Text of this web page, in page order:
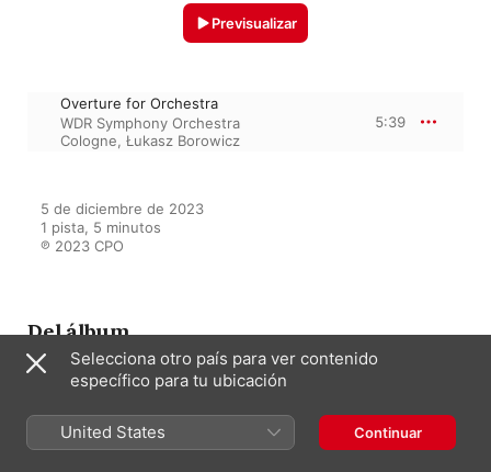
Previsualizar
Overture for Orchestra
WDR Symphony Orchestra
Cologne, Łukasz Borowicz
5:39
5 de diciembre de 2023
1 pista, 5 minutos
℗ 2023 CPO
Del álbum
Works, Vol. 2
WDR Symphony Orchestra Cologne,
Selecciona otro país para ver contenido
específico para tu ubicación
United States Continuar